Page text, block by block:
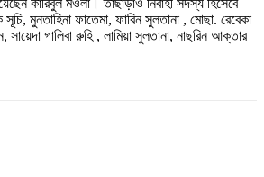
কারিবুল মওলা। তাছাড়াও নির্বাহী সদস্য হিসেবে
মুনতাহিনা ফাতেমা, ফারিন সুলতানা , মোছা. রেবেকা
গালিবা রুহি , লামিয়া সুলতানা, নাছরিন আক্তার